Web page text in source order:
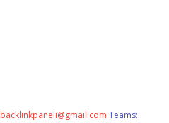
backlinkpaneli@gmail.com Teams: